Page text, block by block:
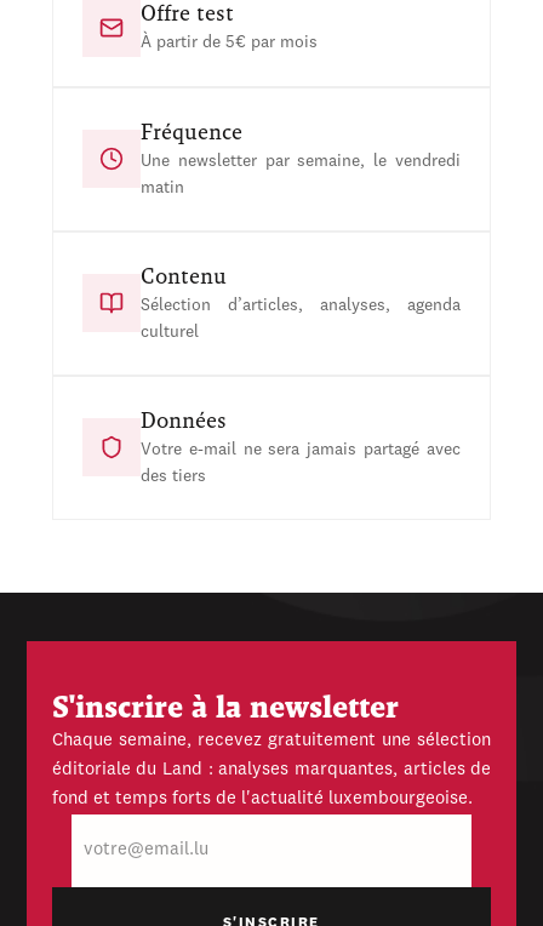
Offre test
À partir de 5€ par mois
Fréquence
Une newsletter par semaine, le vendredi
matin
Contenu
Sélection d’articles, analyses, agenda
culturel
Données
Votre e-mail ne sera jamais partagé avec
des tiers
S'inscrire à la newsletter
Chaque semaine, recevez gratuitement une sélection
éditoriale du Land : analyses marquantes, articles de
fond et temps forts de l'actualité luxembourgeoise.
mail